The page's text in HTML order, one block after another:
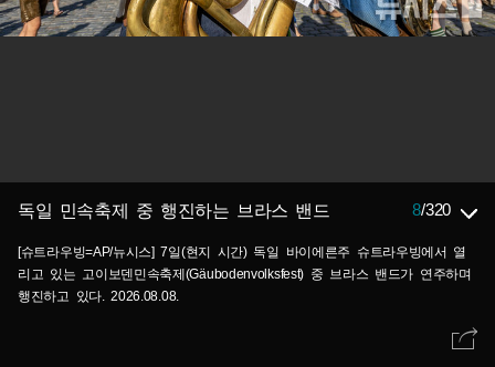
독일 민속축제 중 행진하는 브라스 밴드 8/320
[슈트라우빙=AP/뉴시스] 7일(현지 시간) 독일 바이에른주 슈트라우빙에서 열
리고 있는 고이보덴민속축제(Gäubodenvolksfest) 중 브라스 밴드가 연주하며
행진하고 있다. 2026.08.08.